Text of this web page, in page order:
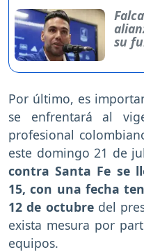
su
Por último, es
se enfrentará al
profesional
este domingo 21 de
contra Santa Fe se
15, con una fecha
12 de octubre del
exista mesura por
equipos.